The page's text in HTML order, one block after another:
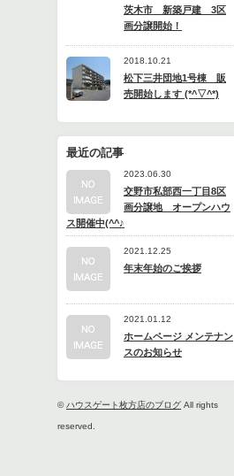
茨木市 新築戸建 3区
画分譲開始！
2018.10.21
松下三井団地1号棟 販
売開始します (*^▽^*)
最近の記事
2023.06.30
交野市私部西一丁目8区
画分譲地 オープンハウ
ス開催中(^^♪
2021.12.25
年末年始のご挨拶
2021.01.12
ホームページ メンテナン
スのお知らせ
©ハウスゲート枚方店のブログ All rights
reserved.